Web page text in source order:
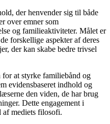
der henvender sig til både
over emner som
og familieaktiviteter. Målet er
forskellige aspekter af deres
der kan skabe bedre trivsel
for at styrke familiebånd og
evidensbaseret indhold og
den viden, de har brug
Dette engagement i
af mediets filosofi.